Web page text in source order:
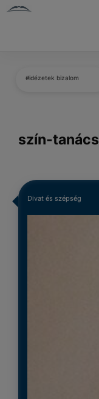
#idézetek bizalom
szín-
Divat és szépség